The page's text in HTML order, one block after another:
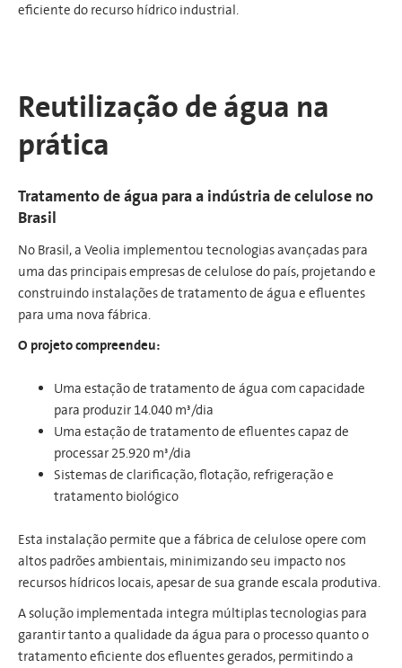
eficiente do recurso hídrico industrial.
Reutilização de água na
prática
Tratamento de água para a indústria de celulose no
Brasil
No Brasil, a Veolia implementou tecnologias avançadas para
uma das principais empresas de celulose do país, projetando e
construindo instalações de tratamento de água e efluentes
para uma nova fábrica.
O projeto compreendeu:
Uma estação de tratamento de água com capacidade
para produzir 14.040 m³/dia
Uma estação de tratamento de efluentes capaz de
processar 25.920 m³/dia
Sistemas de clarificação, flotação, refrigeração e
tratamento biológico
Esta instalação permite que a fábrica de celulose opere com
altos padrões ambientais, minimizando seu impacto nos
recursos hídricos locais, apesar de sua grande escala produtiva.
A solução implementada integra múltiplas tecnologias para
garantir tanto a qualidade da água para o processo quanto o
tratamento eficiente dos efluentes gerados, permitindo a